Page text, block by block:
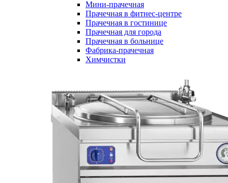
Мини-прачечная
Прачечная в фитнес-центре
Прачечная в гостинице
Прачечная для города
Прачечная в больнице
Фабрика-прачечная
Химчистки